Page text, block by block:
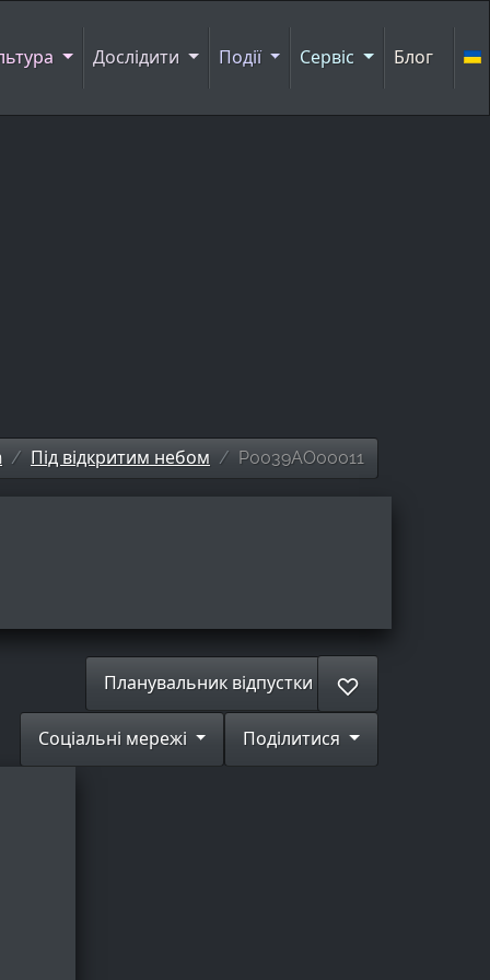
Дослідити Події Сервіс Блог
Під відкритим небом P0039AO00011
Планувальник відпустки ♡
Поділитися
Соціальні мережі